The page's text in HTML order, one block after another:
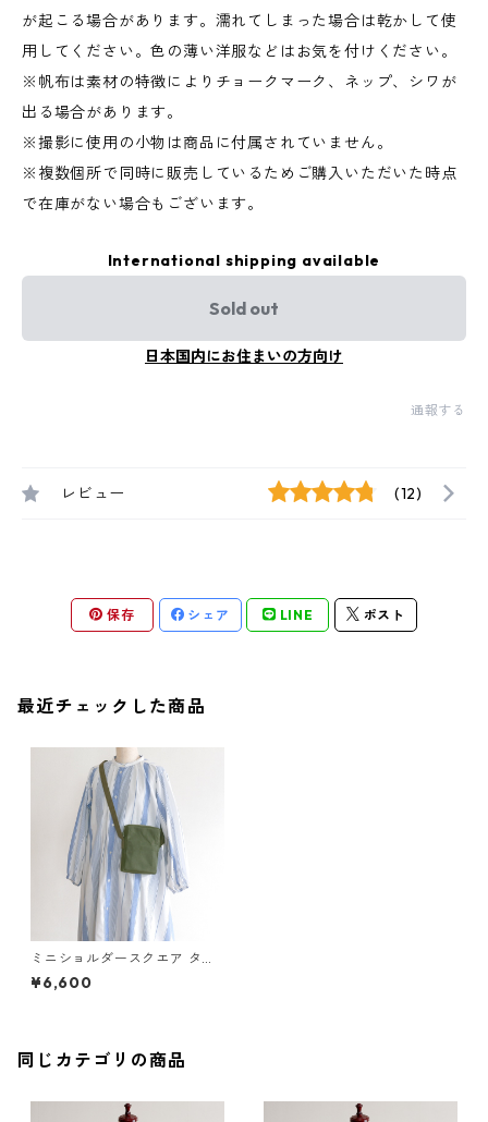
が起こる場合があります。濡れてしまった場合は乾かして使
用してください。色の薄い洋服などはお気を付けください。
※帆布は素材の特徴によりチョークマーク、ネップ、シワが
出る場合があります。
※撮影に使用の小物は商品に付属されていません。
※複数個所で同時に販売しているためご購入いただいた時点
で在庫がない場合もございます。
International shipping available
Sold out
日本国内にお住まいの方向け
通報する
レビュー (12)
保存 シェア LINE ポスト
最近チェックした商品
ミニショルダースクエア タテ
オリーブ / 9号帆布
¥6,600
同じカテゴリの商品